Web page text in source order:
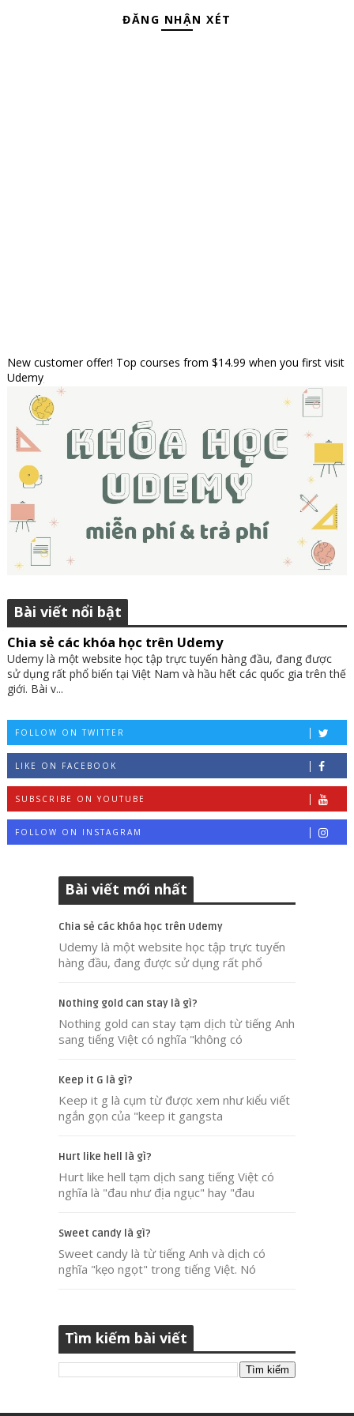
ĐĂNG NHẬN XÉT
New customer offer! Top courses from $14.99 when you first visit
Udemy
Bài viết nổi bật
Chia sẻ các khóa học trên Udemy
Udemy là một website học tập trực tuyến hàng đầu, đang được
sử dụng rất phổ biến tại Việt Nam và hầu hết các quốc gia trên thế
giới. Bài v...
FOLLOW ON TWITTER
LIKE ON FACEBOOK
SUBSCRIBE ON YOUTUBE
FOLLOW ON INSTAGRAM
Bài viết mới nhất
Chia sẻ các khóa học trên Udemy
Udemy là một website học tập trực tuyến
hàng đầu, đang được sử dụng rất phổ
Nothing gold can stay là gì?
Nothing gold can stay tạm dịch từ tiếng Anh
sang tiếng Việt có nghĩa "không có
Keep it G là gì?
Keep it g là cụm từ được xem như kiểu viết
ngắn gọn của "keep it gangsta
Hurt like hell là gì?
Hurt like hell tạm dịch sang tiếng Việt có
nghĩa là "đau như địa ngục" hay "đau
Sweet candy là gì?
Sweet candy là từ tiếng Anh và dịch có
nghĩa "kẹo ngọt" trong tiếng Việt. Nó
Tìm kiếm bài viết